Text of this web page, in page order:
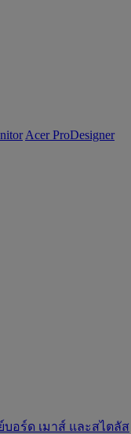
Acer ProDesigner
บอร์ด เมาส์ และสไตลัส